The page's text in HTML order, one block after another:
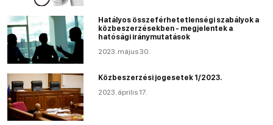
Hatályos összeférhetetlenségi szabályok a
közbeszerzésekben - megjelentek a
hatósági iránymutatások
2023. május 30.
Közbeszerzési jogesetek 1/2023.
2023. április 17.